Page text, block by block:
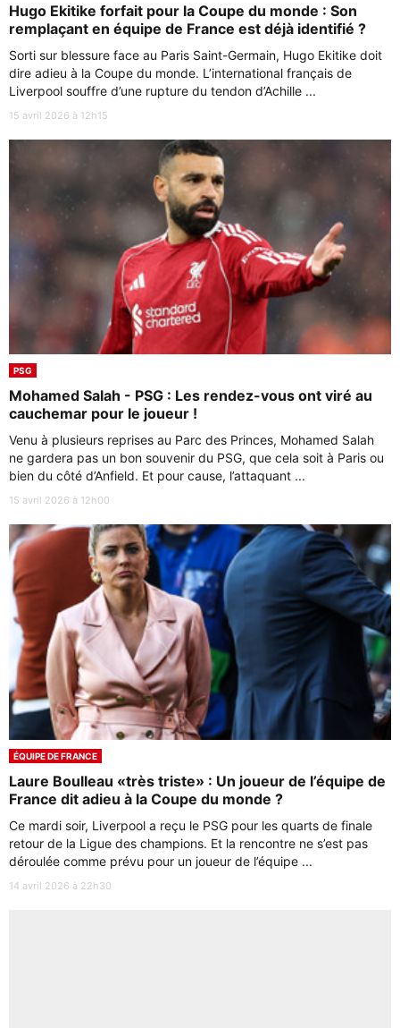
Hugo Ekitike forfait pour la Coupe du monde : Son
remplaçant en équipe de France est déjà identifié ?
Sorti sur blessure face au Paris Saint-Germain, Hugo Ekitike doit
dire adieu à la Coupe du monde. L’international français de
Liverpool souffre d’une rupture du tendon d’Achille ...
15 avril 2026 à 12h15
PSG
Mohamed Salah - PSG : Les rendez-vous ont viré au
cauchemar pour le joueur !
Venu à plusieurs reprises au Parc des Princes, Mohamed Salah
ne gardera pas un bon souvenir du PSG, que cela soit à Paris ou
bien du côté d’Anfield. Et pour cause, l’attaquant ...
15 avril 2026 à 12h00
ÉQUIPE DE FRANCE
Laure Boulleau «très triste» : Un joueur de l’équipe de
France dit adieu à la Coupe du monde ?
Ce mardi soir, Liverpool a reçu le PSG pour les quarts de finale
retour de la Ligue des champions. Et la rencontre ne s’est pas
déroulée comme prévu pour un joueur de l’équipe ...
14 avril 2026 à 22h30